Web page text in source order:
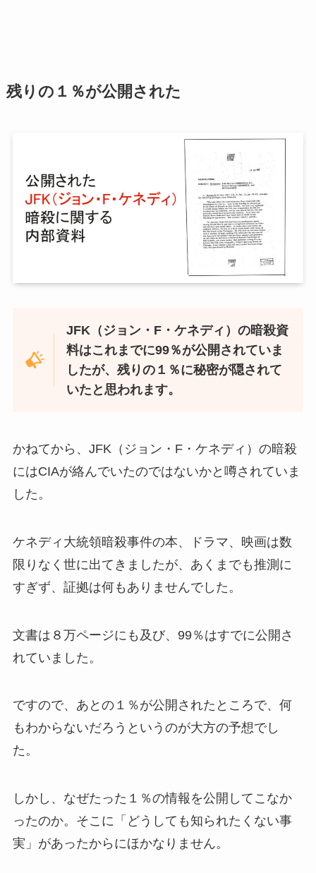
残りの１％が公開された
JFK（ジョン・F・ケネディ）の暗殺資
料はこれまでに99％が公開されていま
したが、残りの１％に秘密が隠されて
いたと思われます。
かねてから、JFK（ジョン・F・ケネディ）の暗殺
にはCIAが絡んでいたのではないかと噂されていま
した。
ケネディ大統領暗殺事件の本、ドラマ、映画は数
限りなく世に出てきましたが、あくまでも推測に
すぎず、証拠は何もありませんでした。
文書は８万ページにも及び、99％はすでに公開さ
れていました。
ですので、あとの１％が公開されたところで、何
もわからないだろうというのが大方の予想でし
た。
しかし、なぜたった１％の情報を公開してこなか
ったのか。そこに「どうしても知られたくない事
実」があったからにほかなりません。